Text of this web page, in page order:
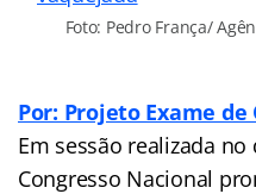
Foto: Pedro França/
Por: Projeto Exame
Em sessão realizada
Congresso Nacional